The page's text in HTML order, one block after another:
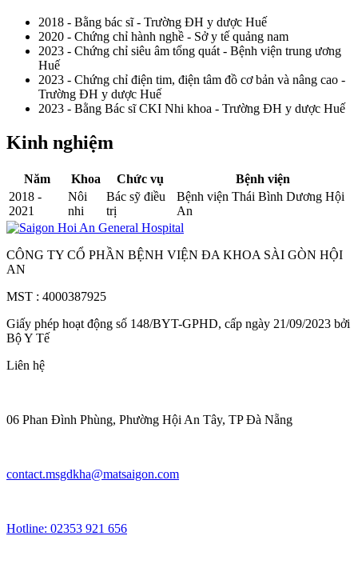
2018 - Bằng bác sĩ - Trường ĐH y dược Huế
2020 - Chứng chỉ hành nghề - Sở y tế quảng nam
2023 - Chứng chỉ siêu âm tổng quát - Bệnh viện trung ương
Huế
2023 - Chứng chỉ điện tim, điện tâm đồ cơ bản và nâng cao -
Trường ĐH y dược Huế
2023 - Bằng Bác sĩ CKI Nhi khoa - Trường ĐH y dược Huế
Kinh nghiệm
Năm Khoa Chức vụ
Bệnh viện
2018 -
2021
Nôi
nhi
Bác sỹ điều
trị
Bệnh viện Thái Bình Dương Hội
An
CÔNG TY CỔ PHẦN BỆNH VIỆN ĐA KHOA SÀI GÒN HỘI
AN
MST : 4000387925
Giấy phép hoạt động số 148/BYT-GPHD, cấp ngày 21/09/2023 bởi
Bộ Y Tế
Liên hệ
06 Phan Đình Phùng, Phường Hội An Tây, TP Đà Nẵng
contact.msgdkha@matsaigon.com
Hotline: 02353 921 656